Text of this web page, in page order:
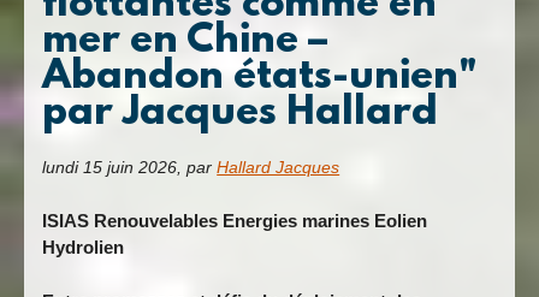
mer en Chine –
Abandon états-unien"
par Jacques Hallard
lundi 15 juin 2026,parHallard Jacques
ISIAS Renouvelables Energies marines Eolien
Hydrolien